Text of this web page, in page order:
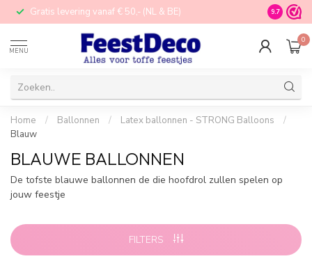
Gratis levering vanaf € 50,- (NL & BE) STORE in
9.7
MENU
0
Home / Ballonnen / Latex ballonnen - STRONG Balloons
/
Blauw
BLAUWE BALLONNEN
De tofste blauwe ballonnen de die hoofdrol zullen spelen op
jouw feestje
FILTERS